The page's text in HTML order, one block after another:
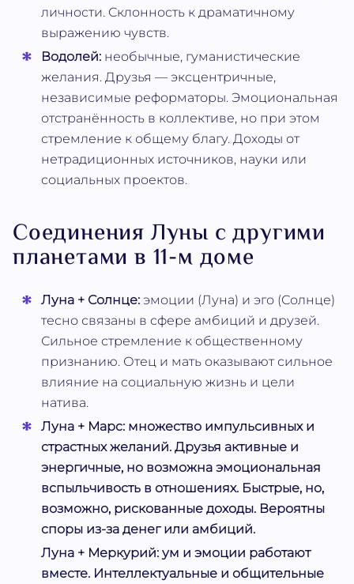
личности. Склонность к драматичному
выражению чувств.
Водолей: необычные, гуманистические
желания. Друзья — эксцентричные,
независимые реформаторы. Эмоциональная
отстранённость в коллективе, но при этом
стремление к общему благу. Доходы от
нетрадиционных источников, науки или
социальных проектов.
Соединения Луны с другими
планетами в 11-м доме
Луна + Солнце: эмоции (Луна) и эго (Солнце)
тесно связаны в сфере амбиций и друзей.
Сильное стремление к общественному
признанию. Отец и мать оказывают сильное
влияние на социальную жизнь и цели
натива.
Луна + Марс: множество импульсивных и
страстных желаний. Друзья активные и
энергичные, но возможна эмоциональная
вспыльчивость в отношениях. Быстрые, но,
возможно, рискованные доходы. Вероятны
споры из-за денег или амбиций.
Луна + Меркурий: ум и эмоции работают
вместе. Интеллектуальные и общительные